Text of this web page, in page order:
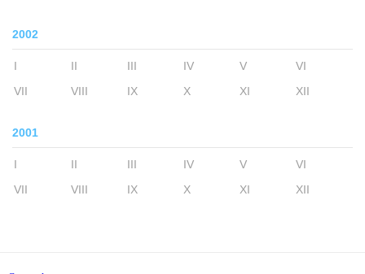
2002
I II III IV V
VI
VII
VIII IX X XI XII
2001
I II III IV V
VI
VII
VIII IX X XI XII